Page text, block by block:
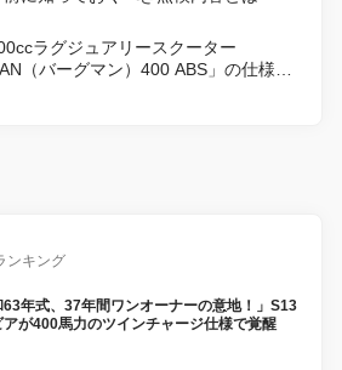
ラグジュアリースクーター
（バーグマン）400 ABS」の仕様を
18日に発売
ンキング
63年式、37年間ワンオーナーの意地！」S13
アが400馬力のツインチャージ仕様で覚醒